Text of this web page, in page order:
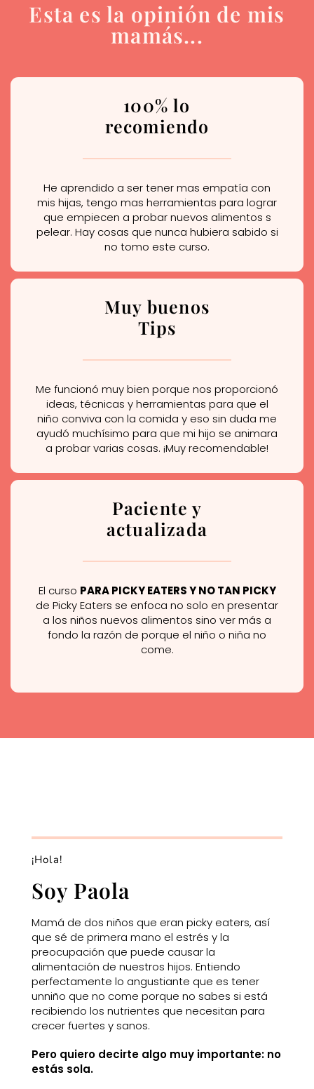
Esta es la opinión de mis
mamás...
100% lo
recomiendo
He aprendido a ser tener mas empatía con
mis hijas, tengo mas herramientas para lograr
que empiecen a probar nuevos alimentos s
pelear. Hay cosas que nunca hubiera sabido si
no tomo este curso.
Muy buenos
Tips
Me funcionó muy bien porque nos proporcionó
ideas, técnicas y herramientas para que el
niño conviva con la comida y eso sin duda me
ayudó muchísimo para que mi hijo se animara
a probar varias cosas. ¡Muy recomendable!
Paciente y
actualizada
El curso PARA PICKY EATERS Y NO TAN PICKY
de Picky Eaters se enfoca no solo en presentar
a los niños nuevos alimentos sino ver más a
fondo la razón de porque el niño o niña no
come.
¡Hola!
Soy Paola
Mamá de dos niños que eran picky eaters, así
que sé de primera mano el estrés y la
preocupación que puede causar la
alimentación de nuestros hijos. Entiendo
perfectamente lo angustiante que es tener
unniño que no come porque no sabes si está
recibiendo los nutrientes que necesitan para
crecer fuertes y sanos.
Pero quiero decirte algo muy importante: no
estás sola.